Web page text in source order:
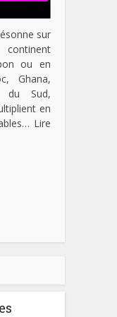
sur
ou en
Ghana,
du Sud,
en
Lire